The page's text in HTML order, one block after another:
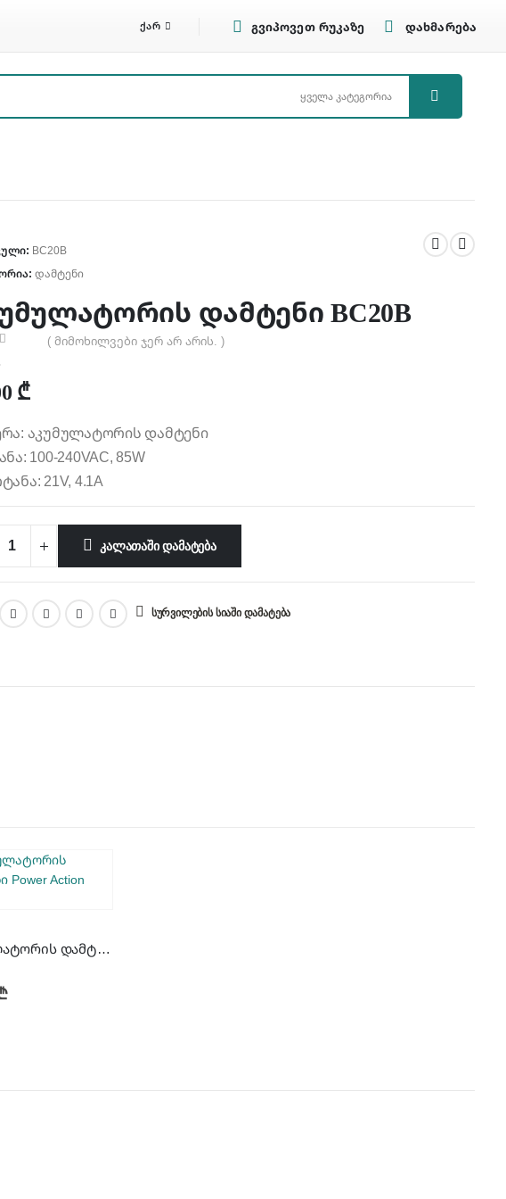
ᲥᲐᲠ გვიპოვეთ რუკაზე დახმარება
BC20B
დამტენი
დამტენი BC20B
( მიმოხილვები ჯერ არ არის. )
₾
აკუმულატორის დამტენი
100-240VAC, 85W
21V, 4.1A
ᲙᲐᲚᲐᲗᲐᲨᲘ ᲓᲐᲛᲐᲢᲔᲑᲐ
ᲡᲣᲠᲕᲘᲚᲔᲑᲘᲡ ᲡᲘᲐᲨᲘ ᲓᲐᲛᲐᲢᲔᲑᲐ
აკუმულატორის დამტენი BC20C